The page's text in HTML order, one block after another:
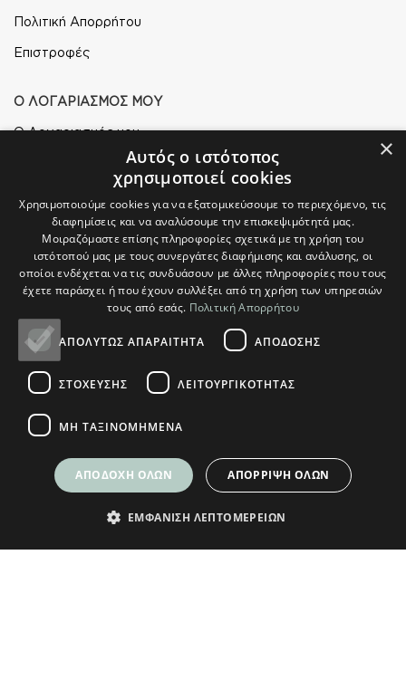
Πολιτική Απορρήτου
Επιστροφές
Ο ΛΟΓΑΡΙΑΣΜΟΣ ΜΟΥ
Ο Λογαριασμός μου
Τρόποι Παραγγελίας
Τρόποι Πληρωμής
© Plikas Home 2026
×
Αυτός ο ιστότοπος
χρησιμοποιεί cookies
Χρησιμοποιούμε cookies για να εξατομικεύσουμε το περιεχόμενο, τις
διαφημίσεις και να αναλύσουμε την επισκεψιμότητά μας.
Μοιραζόμαστε επίσης πληροφορίες σχετικά με τη χρήση του
ιστότοπού μας με τους συνεργάτες διαφήμισης και ανάλυσης, οι
οποίοι ενδέχεται να τις συνδυάσουν με άλλες πληροφορίες που τους
έχετε παράσχει ή που έχουν συλλέξει από τη χρήση των υπηρεσιών
τους από εσάς. Πολιτική Απορρήτου
ΑΠΟΛΎΤΩΣ ΑΠΑΡΑΊΤΗΤΑ ΑΠΌΔΟΣΗΣ
ΣΤΌΧΕΥΣΗΣ ΛΕΙΤΟΥΡΓΙΚΌΤΗΤΑΣ
ΜΗ ΤΑΞΙΝΟΜΗΜΈΝΑ
ΑΠΟΔΟΧΉ ΌΛΩΝ ΑΠΌΡΡΙΨΗ ΌΛΩΝ
ΕΜΦΆΝΙΣΗ ΛΕΠΤΟΜΕΡΕΙΏΝ